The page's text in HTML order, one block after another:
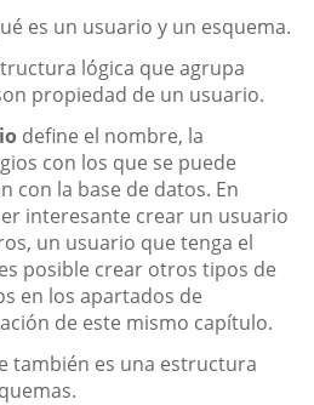
es un usuario y un esquema.
lógica que agrupa
propiedad de un usuario.
define el nombre, la
con los que se puede
con la base de datos. En
interesante crear un usuario
un usuario que tenga el
posible crear otros tipos de
en los apartados de
de este mismo capítulo.
también es una estructura